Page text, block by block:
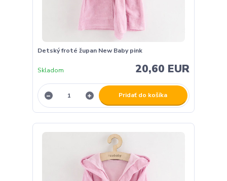
Detský froté župan New Baby pink
20,60 EUR
Skladom
Pridať do košíka